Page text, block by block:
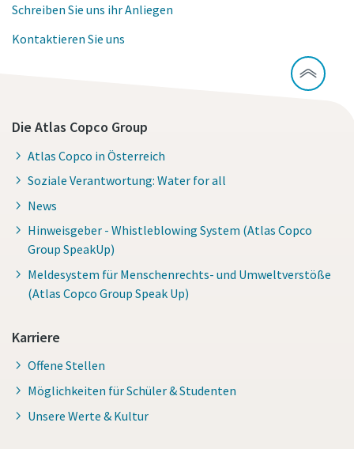
Schreiben Sie uns ihr Anliegen
Kontaktieren Sie uns
Die Atlas Copco Group
Atlas Copco in Österreich
Soziale Verantwortung: Water for all
News
Hinweisgeber - Whistleblowing System (Atlas Copco
Group SpeakUp)
Meldesystem für Menschenrechts- und Umweltverstöße
(Atlas Copco Group Speak Up)
Karriere
Offene Stellen
Möglichkeiten für Schüler & Studenten
Unsere Werte & Kultur